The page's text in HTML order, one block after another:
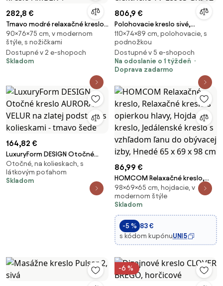
282,8 €
Tmavo modré relaxačné kreslo
AMBER 1
90×76×75 cm, v modernom
štýle, s nožičkami
Dostupné v 2 e-shopoch
Skladom
806,9 €
Polohovacie kreslo sivé,
elektrické TV-L8963 GREY2
110×74×89 cm, polohovacie, s
podnožkou
Dostupné v 5 e-shopoch
Na odoslanie o 1 týždeň
Doprava zadarmo
164,82 €
LuxuryForm DESIGN Otočné
kreslo AURORA VELUR na zlatej
podstave s kolieskami - tmavo
šedé
Otočné, na kolieskach, s
látkovým poťahom
Skladom
86,99 €
HOMCOM Relaxačné kreslo,
Relaxačné kreslo s opierkou
hlavy, Hojdacie kreslo,
Jedálenské kreslo s vzhľadom
ľanu do obývacej izby, Hnedé
65 x 69 x 98 cm
98×69×65 cm, hojdacie, v
modernom štýle
Skladom
-5 % 83 €
s kódom kupónuUNI5
-6 %